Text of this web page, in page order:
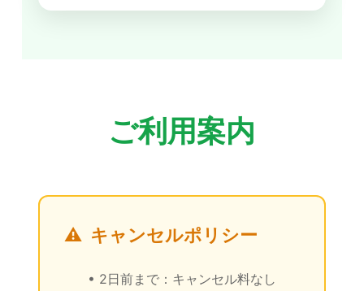
ご利用案内
⚠️ キャンセルポリシー
• 2日前まで：キャンセル料なし